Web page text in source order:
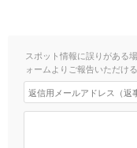
スポット情報に誤りがある
ォームよりご報告いただけ